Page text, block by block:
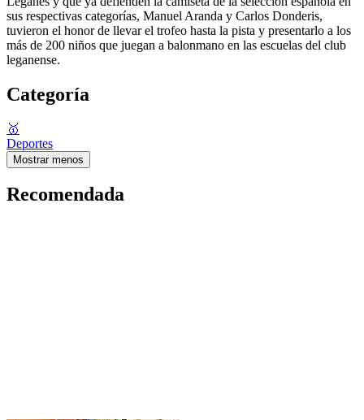
sus respectivas categorías, Manuel Aranda y Carlos Donderis,
tuvieron el honor de llevar el trofeo hasta la pista y presentarlo a los
más de 200 niños que juegan a balonmano en las escuelas del club
leganense.
Categoría
🥇
Deportes
Mostrar menos
Recomendada